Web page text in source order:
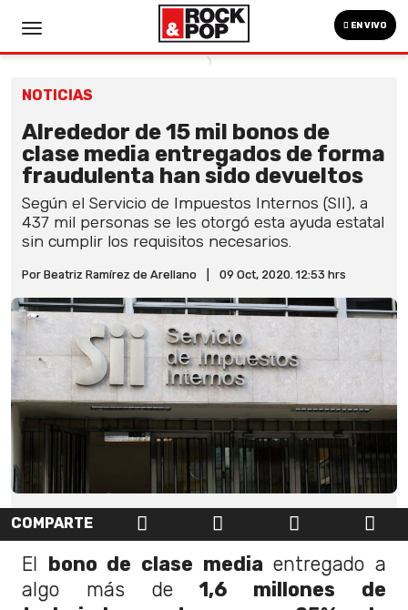
EN VIVO
NOTICIAS
Alrededor de 15 mil bonos de
clase media entregados de forma
fraudulenta han sido devueltos
Según el Servicio de Impuestos Internos (SII), a
437 mil personas se les otorgó esta ayuda estatal
sin cumplir los requisitos necesarios.
Por Beatriz Ramírez de Arellano 09 Oct, 2020. 12:53 hrs
COMPARTE
El bono de clase media entregado a
algo más de1,6 millones de